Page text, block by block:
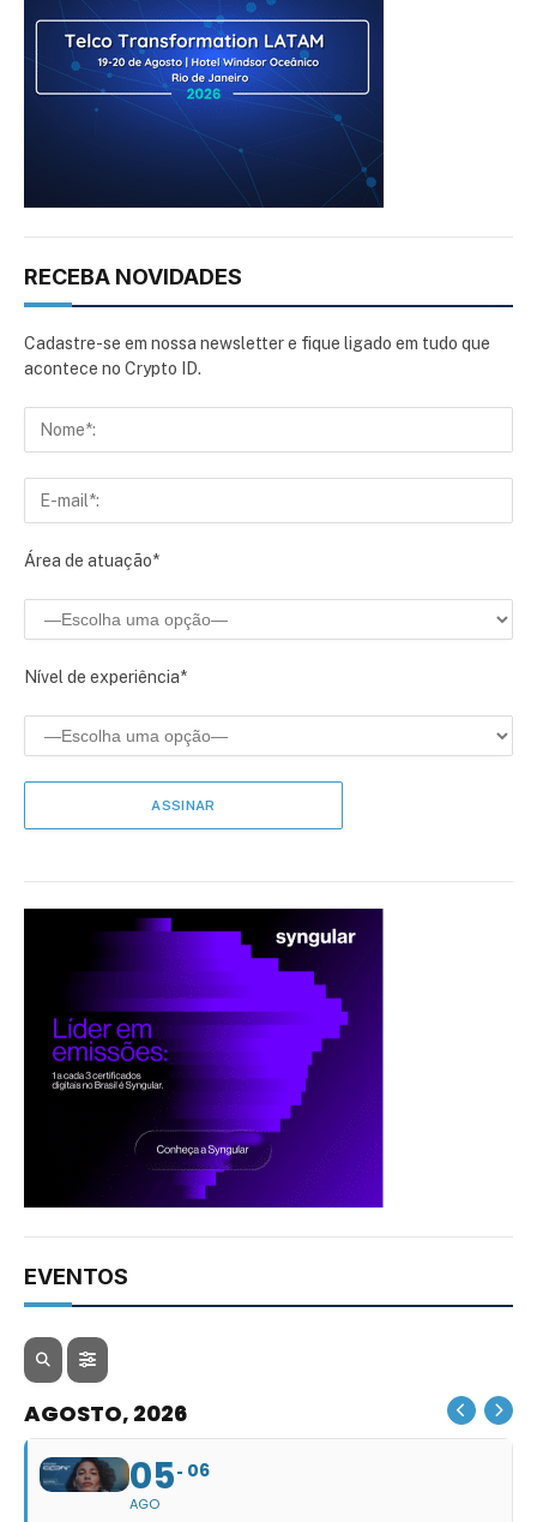
RECEBA NOVIDADES
Cadastre-se em nossa newsletter e fique ligado em tudo que
acontece no Crypto ID.
Área de atuação*
Nível de experiência*
EVENTOS
AGOSTO, 2026
05
AGO
06